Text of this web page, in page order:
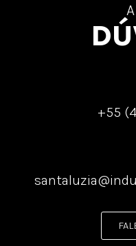
+55